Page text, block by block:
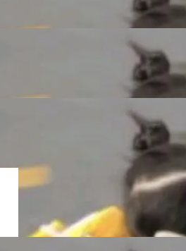
计划。其中，Dee
取镜像时会拒绝包
内核...
）投票中获得
Fluss 迈入新的发
其作为“AI版维基百
处理状态。 Groki
由人工智能生成内
传统众包百科网站
调查发现，无论
均未出现近期更
的 Bean、写 R
、
LocaleChangeInt
到第一行翻译文
i18n 模块围绕三
强 Iceberg：
INTO 与 Iceb
，正是缺失的那一
，Doris 进一步支